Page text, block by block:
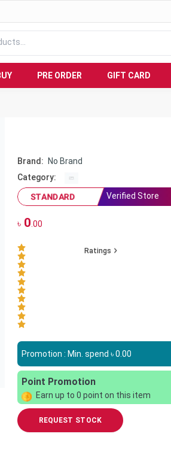
PRE ORDER GIFT CARD
Brand:
No Brand
Category:
STANDARD
Verified Store
৳0 .00
Ratings
Promotion : Min. spend ৳0.00
Point Promotion
Earn up to 0 point on this item
REQUEST STOCK